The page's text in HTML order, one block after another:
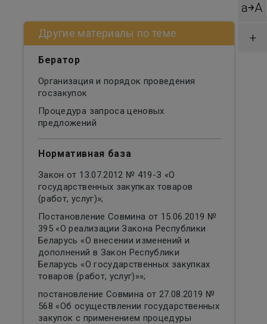
Другие материалы по теме
Бератор
Организация и порядок проведения
госзакупок
Процедура запроса ценовых
предложений
Нормативная база
Закон от 13.07.2012 № 419-З «О
государственных закупках товаров
(работ, услуг)»;
Постановление Совмина от 15.06.2019 №
395 «О реализации Закона Республики
Беларусь «О внесении изменений и
дополнений в Закон Республики
Беларусь «О государственных закупках
товаров (работ, услуг)»»;
постановление Совмина от 27.08.2019 №
568 «Об осуществлении государственных
закупок с применением процедуры
a￫A
+